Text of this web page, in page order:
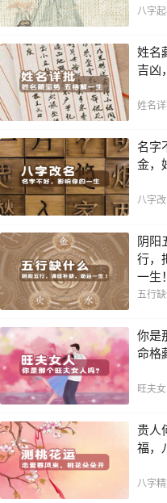
八字起
姓名
吉凶
姓名
名字
金，
八字改
阴阳
行，
一生！
五行
你是
命格
旺夫
贵人
福，
八字